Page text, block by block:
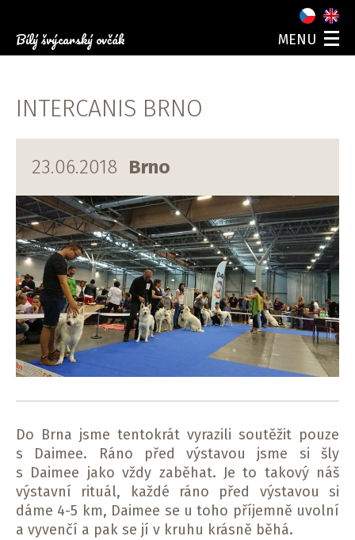
Bílý švýcarský ovčák MENU
INTERCANIS BRNO
23.06.2018 Brno
Do Brna jsme tentokrát vyrazili soutěžit pouze
s Daimee. Ráno před výstavou jsme si šly
s Daimee jako vždy zaběhat. Je to takový náš
výstavní rituál, každé ráno před výstavou si
dáme 4-5 km, Daimee se u toho příjemně uvolní
a vyvenčí a pak se jí v kruhu krásně běhá.